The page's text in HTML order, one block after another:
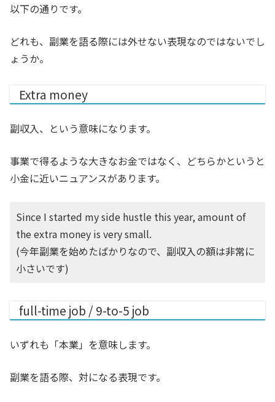
以下の通りです。
どれも、副業を語る際には外せない表現なのではないでし
ょうか。
Extra money
副収入、という意味になります。
事業で得るような大きなお金ではなく、どちらかというと
小金に近いニュアンスがあります。
Since I started my side hustle this year, amount of
the extra money is very small.
(今年副業を始めたばかりなので、副収入の額は非常に
小さいです)
full-time job / 9-to-5 job
いずれも「本業」を意味します。
副業を語る際、対になる表現です。